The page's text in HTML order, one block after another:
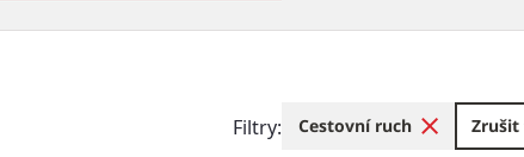
Filtry: Cestovní ruch